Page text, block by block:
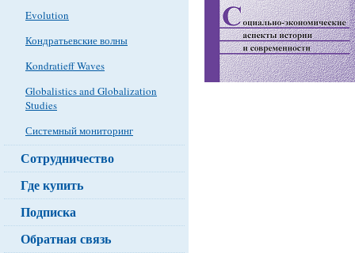
Evolution
Кондратьевские волны
Kondratieff Waves
Globalistics and Globalization
Studies
Системный мониторинг
Сотрудничество
Где купить
Подписка
Обратная связь